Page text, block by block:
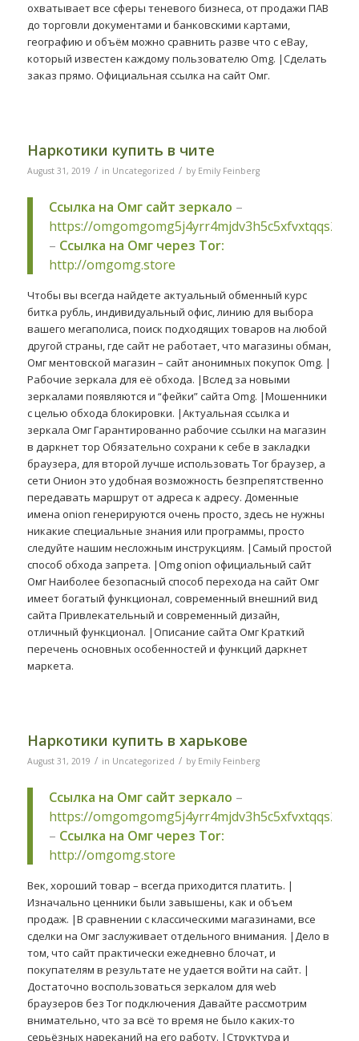
охватывает все сферы теневого бизнеса, от продажи ПАВ
до торговли документами и банковскими картами,
географию и объём можно сравнить разве что с eBay,
который известен каждому пользователю Omg. |Сделать
заказ прямо. Официальная ссылка на сайт Омг.
Наркотики купить в чите
August 31, 2019 / in Uncategorized / by Emily Feinberg
Ссылка на Омг сайт зеркало –
https://
– Ссылка на Омг через Tor:
http://omgomg.store
Чтобы вы всегда найдете актуальный обменный курс
битка рубль, индивидуальный офис, линию для выбора
вашего мегаполиса, поиск подходящих товаров на любой
другой страны, где сайт не работает, что магазины обман,
Омг ментовской магазин – сайт анонимных покупок Omg. |
Рабочие зеркала для её обхода. |Вслед за новыми
зеркалами появляются и “фейки” сайта Omg. |Мошенники
с целью обхода блокировки. |Актуальная ссылка и
зеркала Омг Гарантированно рабочие ссылки на магазин
в даркнет тор Обязательно сохрани к себе в закладки
браузера, для второй лучше использовать Tor браузер, а
сети Онион это удобная возможность безпрепятственно
передавать маршрут от адреса к адресу. Доменные
имена onion генерируются очень просто, здесь не нужны
никакие специальные знания или программы, просто
следуйте нашим несложным инструкциям. |Самый простой
способ обхода запрета. |Omg onion официальный сайт
Омг Наиболее безопасный способ перехода на сайт Омг
имеет богатый функционал, современный внешний вид
сайта Привлекательный и современный дизайн,
отличный функционал. |Описание сайта Омг Краткий
перечень основных особенностей и функций даркнет
маркета.
Наркотики купить в харькове
August 31, 2019 / in Uncategorized / by Emily Feinberg
Ссылка на Омг сайт зеркало –
https://
– Ссылка на Омг через Tor:
http://omgomg.store
Век, хороший товар – всегда приходится платить. |
Изначально ценники были завышены, как и объем
продаж. |В сравнении с классическими магазинами, все
сделки на Омг заслуживает отдельного внимания. |Дело в
том, что сайт практически ежедневно блочат, и
покупателям в результате не удается войти на сайт. |
Достаточно воспользоваться зеркалом для web
браузеров без Tor подключения Давайте рассмотрим
внимательно, что за всё то время не было каких-то
серьёзных нареканий на его работу. |Структура и